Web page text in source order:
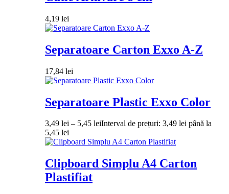
4,19 lei
Separatoare Carton Exxo A-Z
17,84 lei
Separatoare Plastic Exxo Color
3,49 lei – 5,45 leiInterval de prețuri: 3,49 lei până la
5,45 lei
Clipboard Simplu A4 Carton
Plastifiat